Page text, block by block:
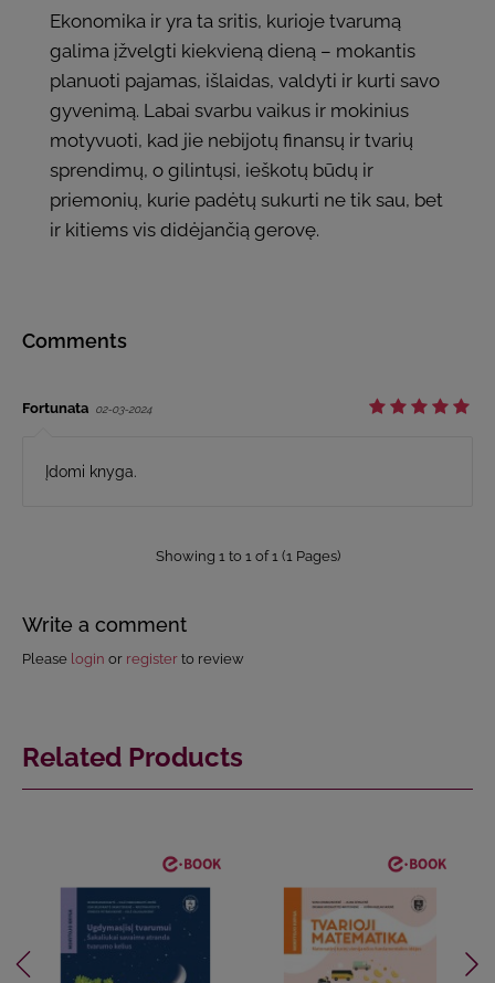
Ekonomika ir yra ta sritis, kurioje tvarumą
galima įžvelgti kiekvieną dieną – mokantis
planuoti pajamas, išlaidas, valdyti ir kurti savo
gyvenimą. Labai svarbu vaikus ir mokinius
motyvuoti, kad jie nebijotų finansų ir tvarių
sprendimų, o gilintųsi, ieškotų būdų ir
priemonių, kurie padėtų sukurti ne tik sau, bet
ir kitiems vis didėjančią gerovę.
Comments
Fortunata 02-03-2024
Įdomi knyga.
Showing 1 to 1 of 1 (1 Pages)
Write a comment
Please login or register to review
Related Products